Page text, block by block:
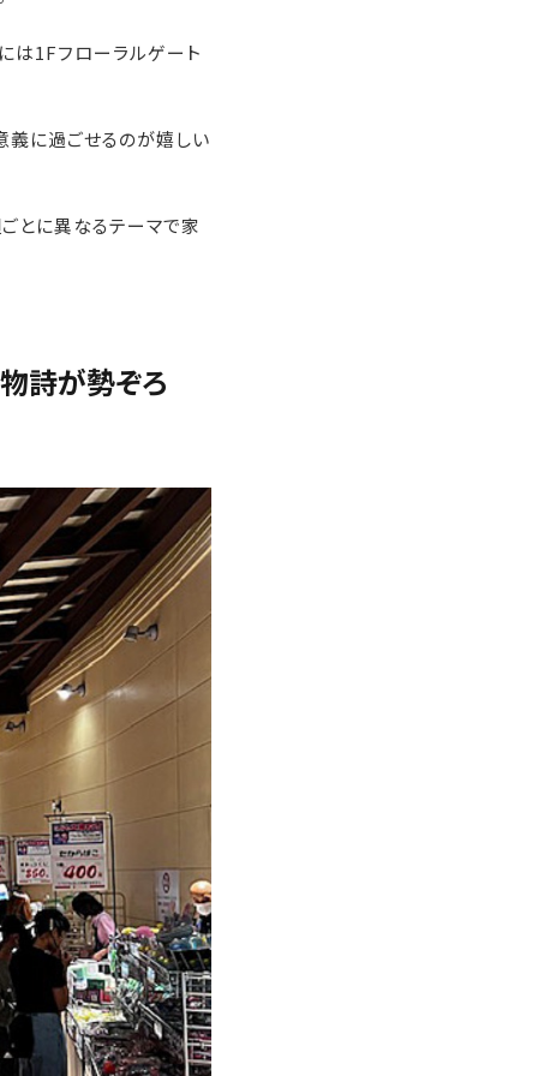
は1Fフローラルゲート
義に過ごせるのが嬉しい
とに異なるテーマで家
詩が勢ぞろ